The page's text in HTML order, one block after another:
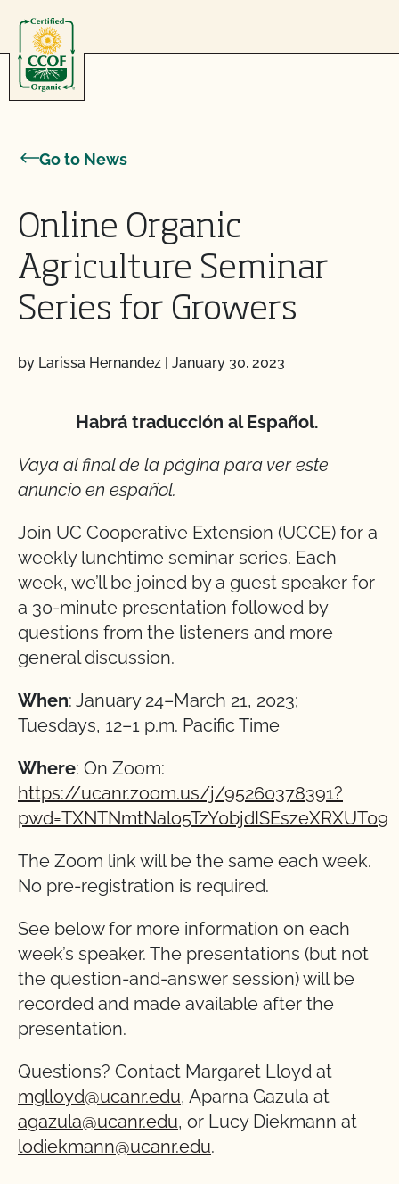
Go to News
Online Organic
Agriculture Seminar
Series for Growers
by Larissa Hernandez | January 30, 2023
Habrá traducción al Español.
Vaya al final de la página para ver este
anuncio en español.
Join UC Cooperative Extension (UCCE) for a
weekly lunchtime seminar series. Each
week, we’ll be joined by a guest speaker for
a 30-minute presentation followed by
questions from the listeners and more
general discussion.
When: January 24–March 21, 2023;
Tuesdays, 12–1 p.m. Pacific Time
Where: On Zoom:
https://ucanr.zoom.us/j/95260378391?
pwd=TXNTNmtNalo5TzY0bjdISEszeXRXUT09
The Zoom link will be the same each week.
No pre-registration is required.
See below for more information on each
week’s speaker. The presentations (but not
the question-and-answer session) will be
recorded and made available after the
presentation.
Questions? Contact Margaret Lloyd at
mglloyd@ucanr.edu, Aparna Gazula at
agazula@ucanr.edu, or Lucy Diekmann at
lodiekmann@ucanr.edu.